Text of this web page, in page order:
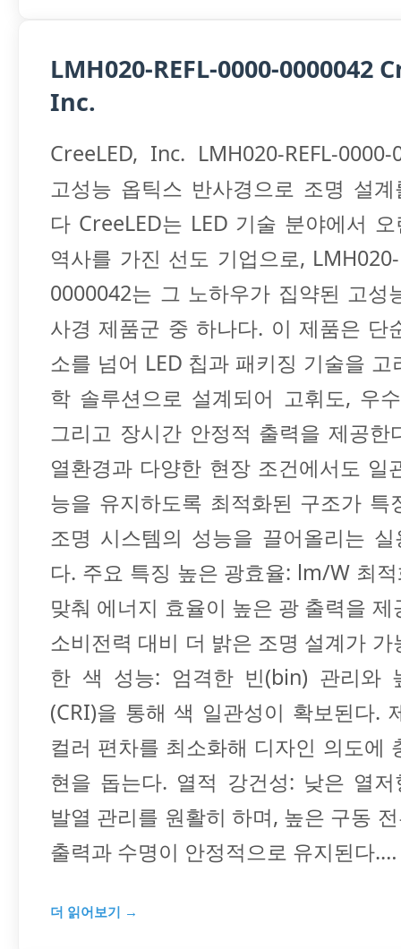
LMH020-REFL-0000-0000042
Inc.
CreeLED, Inc. LMH020-REFL-
고성능 옵틱스 반사경으로 조명 설
다 CreeLED는 LED 기술 분야에서
역사를 가진 선도 기업으로,
0000042는 그 노하우가 집약된 고성
사경 제품군 중 하나다. 이 제품은 단
소를 넘어 LED 칩과 패키징 기술을 고
학 솔루션으로 설계되어 고휘도, 우
그리고 장시간 안정적 출력을 제공한
열환경과 다양한 현장 조건에서도 일
능을 유지하도록 최적화된 구조가 특
조명 시스템의 성능을 끌어올리는
다. 주요 특징 높은 광효율: lm/W 최
맞춰 에너지 효율이 높은 광 출력을 제
소비전력 대비 더 밝은 조명 설계가 가
한 색 성능: 엄격한 빈(bin) 관리와
(CRI)을 통해 색 일관성이 확보된다.
컬러 편차를 최소화해 디자인 의도에
현을 돕는다. 열적 강건성: 낮은 열
발열 관리를 원활히 하며, 높은 구동
출력과 수명이 안정적으로 유지된다.…
더 읽어보기 →